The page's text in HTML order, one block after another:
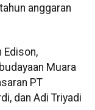
anggaran
Muara
PT
dan Adi Triyadi